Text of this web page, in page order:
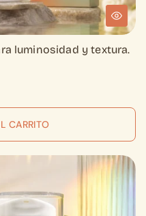
luminosidad y textura.
CARRITO